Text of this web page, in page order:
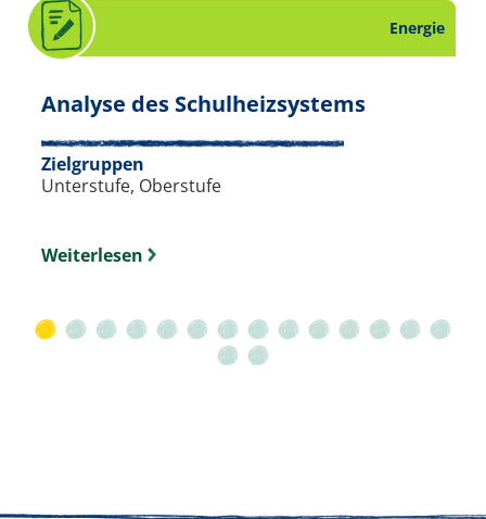
Thema Energie. Slide 15 von 16.
Energie
Analyse des Schulheizsystems.
Zielgruppen
Unterstufe, Oberstufe
Weiterlesen